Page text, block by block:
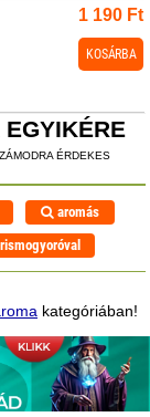
1 190 Ft
KOSÁRBA
ÉRDEKES
aromás
kategóriában!